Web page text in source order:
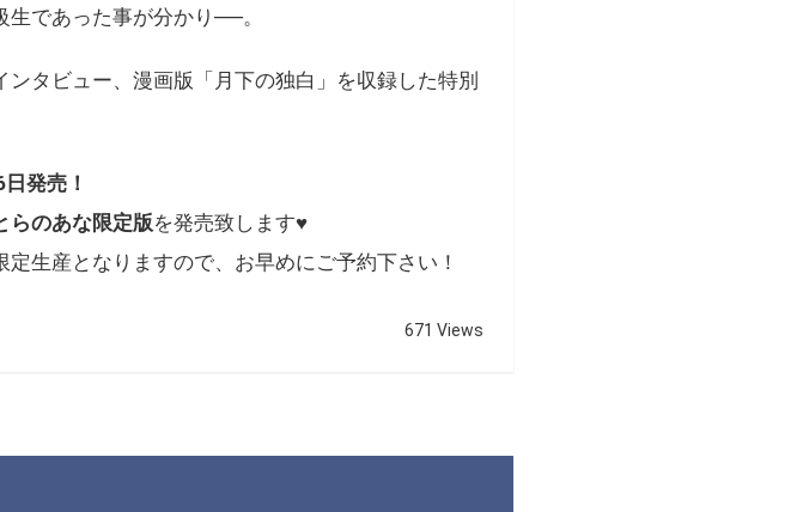
であった事が分かり──。
タビュー、漫画版「月下の独白」を収録した特別
発売！
らのあな限定版を発売致します♥
生産となりますので、お早めにご予約下さい！
671 Views